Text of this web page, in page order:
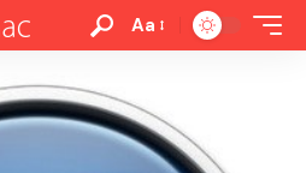
Aa